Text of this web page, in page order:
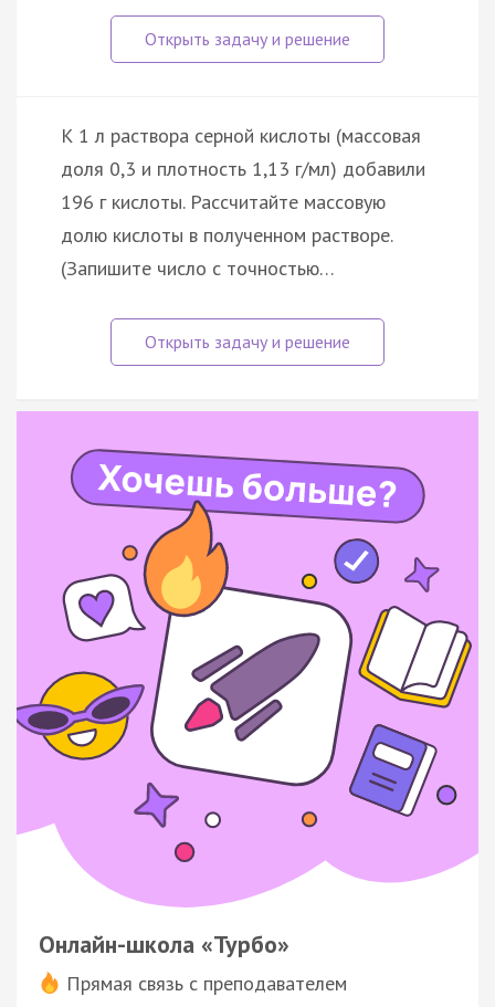
К 1 л раствора серной кислоты (массовая
доля 0,3 и плотность 1,13 г/мл) добавили
196 г кислоты. Рассчитайте массовую
долю кислоты в полученном растворе.
(Запишите число с точностью…
Онлайн-школа «Турбо»
Прямая связь с преподавателем